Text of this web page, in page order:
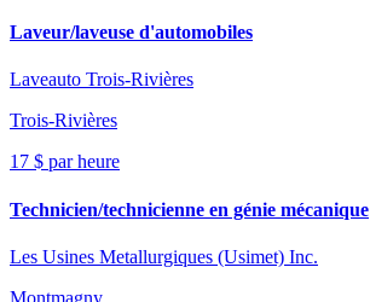
Laveur/laveuse d'automobiles
Laveauto Trois-Rivières
Trois-Rivières
17 $ par heure
Technicien/technicienne en génie mécanique
Les Usines Metallurgiques (Usimet) Inc.
Montmagny